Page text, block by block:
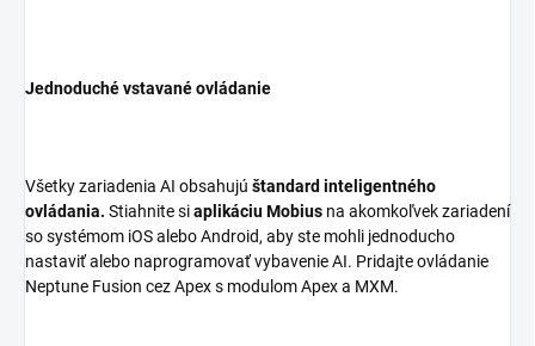
Jednoduché vstavané ovládanie
Všetky zariadenia AI obsahujú štandard inteligentného
ovládania. Stiahnite siaplikáciu Mobius na akomkoľvek zariadení
so systémom iOS alebo Android, aby ste mohli jednoducho
nastaviť alebo naprogramovať vybavenie AI. Pridajte ovládanie
Neptune Fusion cez Apex s modulom Apex a MXM.